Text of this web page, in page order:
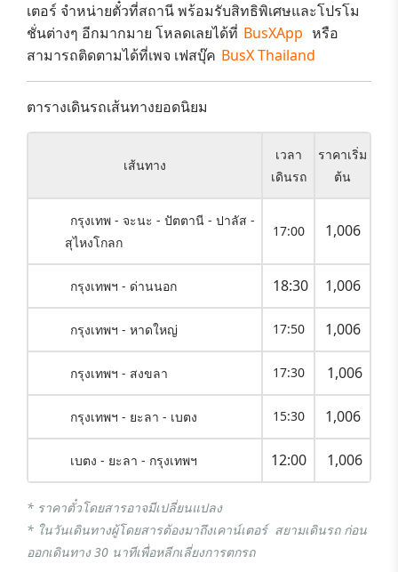
เตอร์ จำหน่ายตั๋วที่สถานี พร้อมรับสิทธิพิเศษและโปรโม
ชั่นต่างๆ อีกมากมาย โหลดเลยได้ที่ BusXApp หรือ
สามารถติดตามได้ที่เพจ เฟสบุ๊ค BusX Thailand
ตารางเดินรถเส้นทางยอดนิยม
เส้นทาง
เวลา
เดินรถ
ราคาเริ่ม
ต้น
กรุงเทพ - จะนะ - ปัตตานี - ปาลัส -
สุไหงโกลก
17:00 1,006
กรุงเทพฯ - ด่านนอก 18:30 1,006
กรุงเทพฯ - หาดใหญ่ 17:50 1,006
กรุงเทพฯ - สงขลา 17:30 1,006
กรุงเทพฯ - ยะลา - เบตง 15:30 1,006
เบตง - ยะลา - กรุงเทพฯ 12:00 1,006
* ราคาตั๋วโดยสารอาจมีเปลี่ยนแปลง
* ในวันเดินทางผู้โดยสารต้องมาถึงเคาน์เตอร์ สยามเดินรถ ก่อน
ออกเดินทาง 30 นาทีเพื่อหลีกเลี่ยงการตกรถ